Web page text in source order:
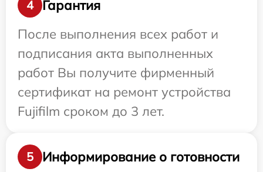
4
Гарантия
После выполнения всех работ и
подписания акта выполненных
работ Вы получите фирменный
сертификат на ремонт устройства
Fujifilm сроком до 3 лет.
5
Информирование о готовности